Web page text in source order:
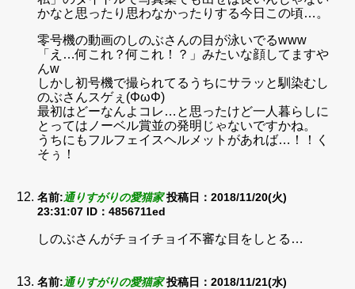
かなと思ったり思わなかったりする今日この頃…。
零号機の動画のしのぶさんの目が泳いでるwww
「え…何これ？何これ！？」みたいな顔してますや
んw
しかし初号機で撮られてるうちにサラッと馴染むし
のぶさんスゲぇ(ΦωΦ)
最初はどーなんよコレ…と思ったけど一人暮らしに
とってはノーベル賞並の発明じゃないですかね。
うちにもフルフェイスヘルメットがあれば…！！く
そぅ！
名前:通りすがりの愛猫家 投稿日：2018/11/20(火)
23:31:07 ID：4856711ed
しのぶさんがチョイチョイ不審な目をしとる…
名前:通りすがりの愛猫家 投稿日：2018/11/21(水)